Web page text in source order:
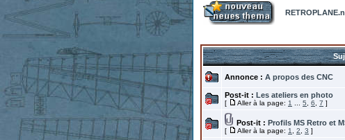
Annonce : A propos des CNC
Post-it : Les ateliers en photo
[ Aller à la page: 1 5 6 7 ]
Post-it : Profils MS Retro et
[ Aller à la page: 1 2 3 ]